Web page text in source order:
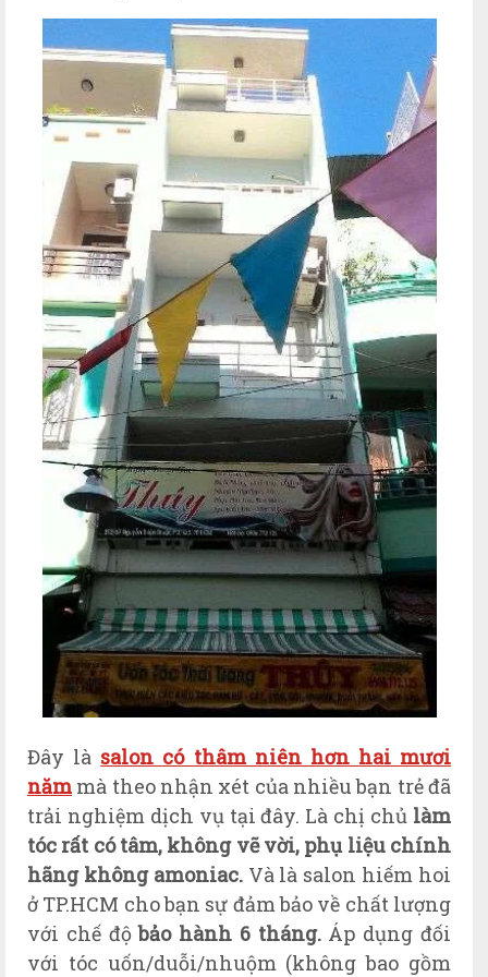
Đây là salon có thâm niên hơn hai mươi
năm mà theo nhận xét của nhiều bạn trẻ đã
trải nghiệm dịch vụ tại đây. Là chị chủ làm
tóc rất có tâm, không vẽ vời, phụ liệu chính
hãng không amoniac.Và là salon hiếm hoi
ở TP.HCM cho bạn sự đảm bảo về chất lượng
với chế độbảo hành 6 tháng.Áp dụng đối
với tóc uốn/duỗi/nhuộm (không bao gồm